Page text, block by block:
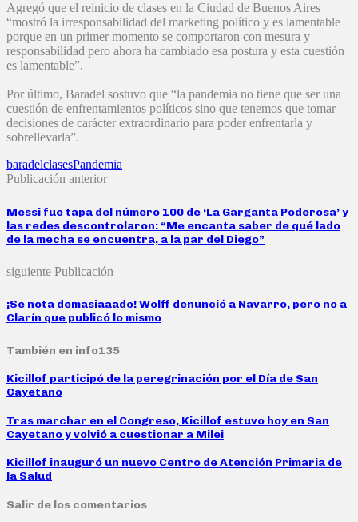
Agregó que el reinicio de clases en la Ciudad de Buenos Aires
“mostró la irresponsabilidad del marketing político y es lamentable
porque en un primer momento se comportaron con mesura y
responsabilidad pero ahora ha cambiado esa postura y esta cuestión
es lamentable”.
Por último, Baradel sostuvo que “la pandemia no tiene que ser una
cuestión de enfrentamientos políticos sino que tenemos que tomar
decisiones de carácter extraordinario para poder enfrentarla y
sobrellevarla”.
baradelclasesPandemia
Publicación anterior
Messi fue tapa del número 100 de ‘La Garganta Poderosa’ y
las redes descontrolaron: “Me encanta saber de qué lado
de la mecha se encuentra, a la par del Diego”
siguiente Publicación
¡Se nota demasiaaado! Wolff denunció a Navarro, pero no a
Clarín que publicó lo mismo
También en info135
Kicillof participó de la peregrinación por el Día de San
Cayetano
Tras marchar en el Congreso, Kicillof estuvo hoy en San
Cayetano y volvió a cuestionar a Milei
Kicillof inauguró un nuevo Centro de Atención Primaria de
la Salud
Salir de los comentarios